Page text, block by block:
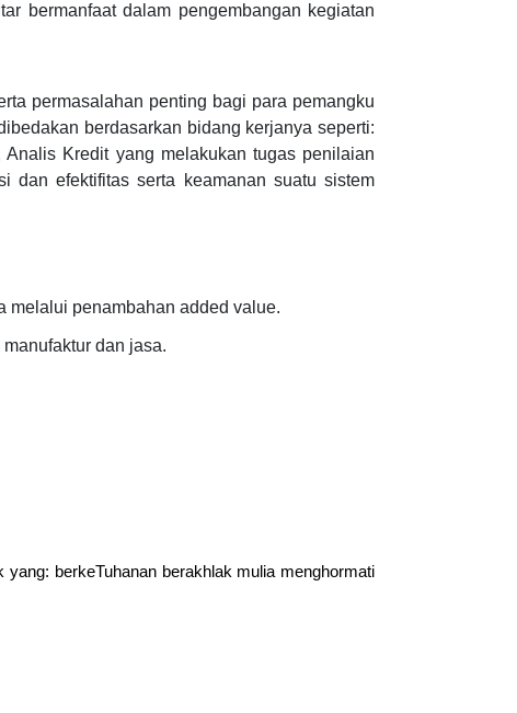
bermanfaat dalam pengembangan kegiatan
permasalahan penting bagi para pemangku
berdasarkan bidang kerjanya seperti:
Kredit yang melakukan tugas penilaian
dan efektifitas serta keamanan suatu sistem
melalui penambahan added value.
dan jasa.
berkeTuhanan berakhlak mulia menghormati